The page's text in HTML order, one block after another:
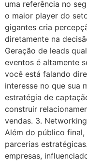
uma referência no
o maior player do
gigantes cria
diretamente na
Geração de leads
eventos é altamente
você está falando
interesse no que sua
estratégia de
construir
vendas. 3.
Além do público
parcerias
empresas,